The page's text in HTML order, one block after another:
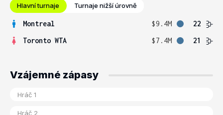
Hlavní turnaje Turnaje nižší úrovně
Montreal $9.4M
22
Toronto WTA
$7.4M 21
Vzájemné zápasy